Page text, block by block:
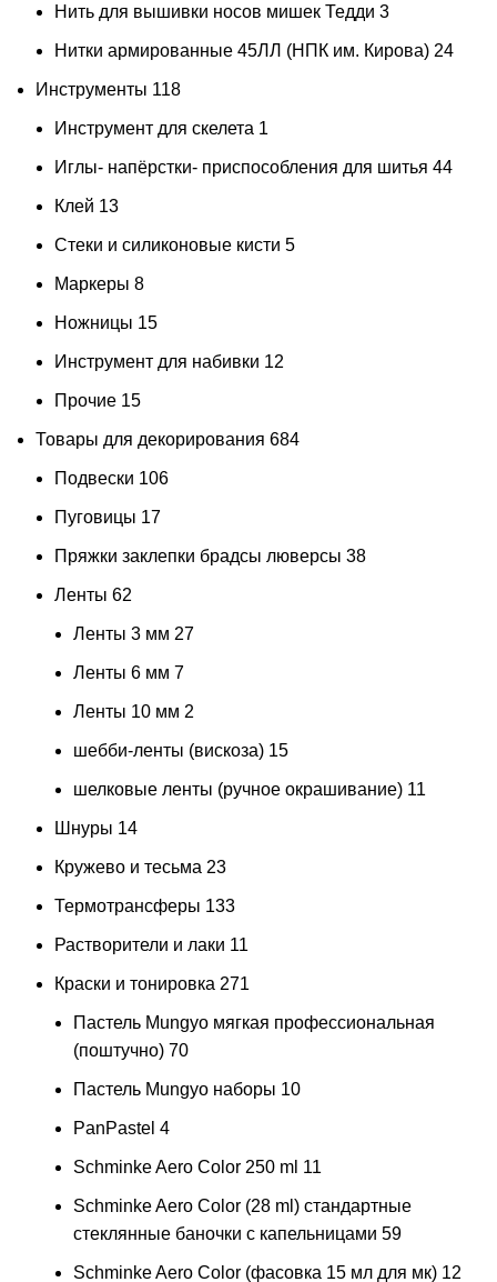
Нить для вышивки носов мишек Тедди 3
Нитки армированные 45ЛЛ (НПК им. Кирова) 24
Инструменты 118
Инструмент для скелета 1
Иглы- напёрстки- приспособления для шитья 44
Клей 13
Стеки и силиконовые кисти 5
Маркеры 8
Ножницы 15
Инструмент для набивки 12
Прочие 15
Товары для декорирования 684
Подвески 106
Пуговицы 17
Пряжки заклепки брадсы люверсы 38
Ленты 62
Ленты 3 мм 27
Ленты 6 мм 7
Ленты 10 мм 2
шебби-ленты (вискоза) 15
шелковые ленты (ручное окрашивание) 11
Шнуры 14
Кружево и тесьма 23
Термотрансферы 133
Растворители и лаки 11
Краски и тонировка 271
Пастель Mungyo мягкая профессиональная
(поштучно) 70
Пастель Mungyo наборы 10
PanPastel 4
Schminke Aero Color 250 ml 11
Schminke Aero Color (28 ml) стандартные
стеклянные баночки с капельницами 59
Schminke Aero Color (фасовка 15 мл для мк) 12